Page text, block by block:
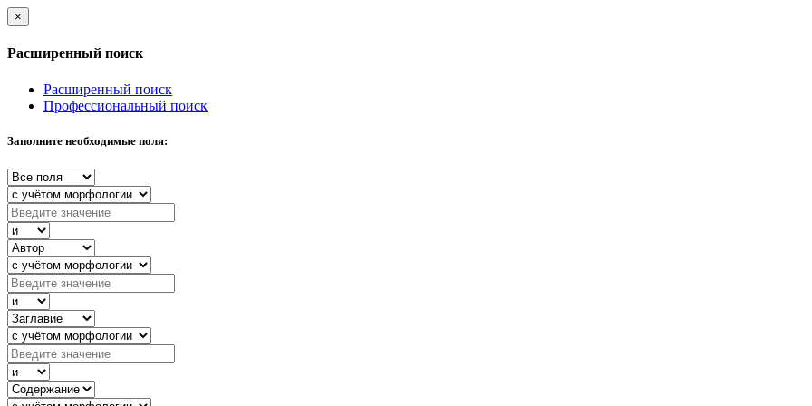
×
Расширенный поиск
Расширенный поиск
Профессиональный поиск
Заполните необходимые поля: